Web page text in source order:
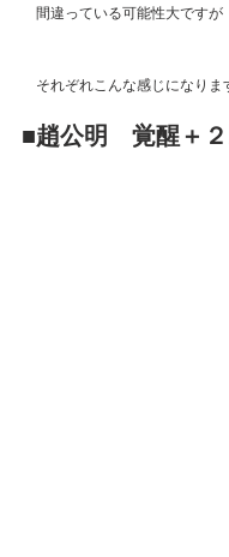
間違っている可能性大ですが
それぞれこんな感じになりま
■趙公明　覚醒＋